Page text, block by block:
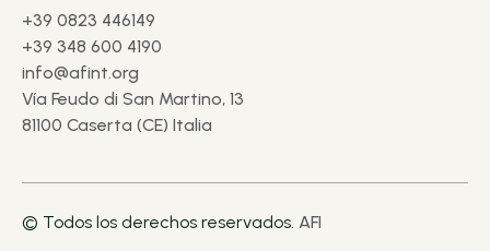
+39 0823 446149
+39 348 600 4190
info@afint.org
Vía Feudo di San Martino, 13
81100 Caserta (CE) Italia
© Todos los derechos reservados. AFI